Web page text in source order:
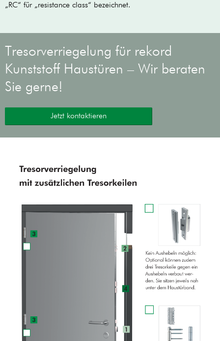
„RC“ für „resistance class“ bezeichnet.
Tresorverriegelung für rekord
Kunststoff Haustüren – Wir beraten
Sie gerne!
Jetzt kontaktieren